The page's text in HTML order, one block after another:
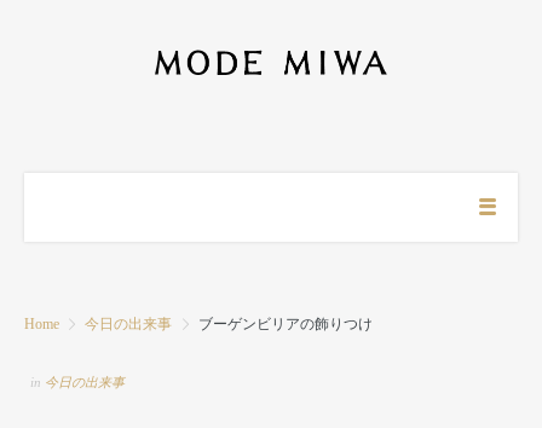
Home 今日の出来事 ブーゲンビリアの飾りつけ
in 今日の出来事